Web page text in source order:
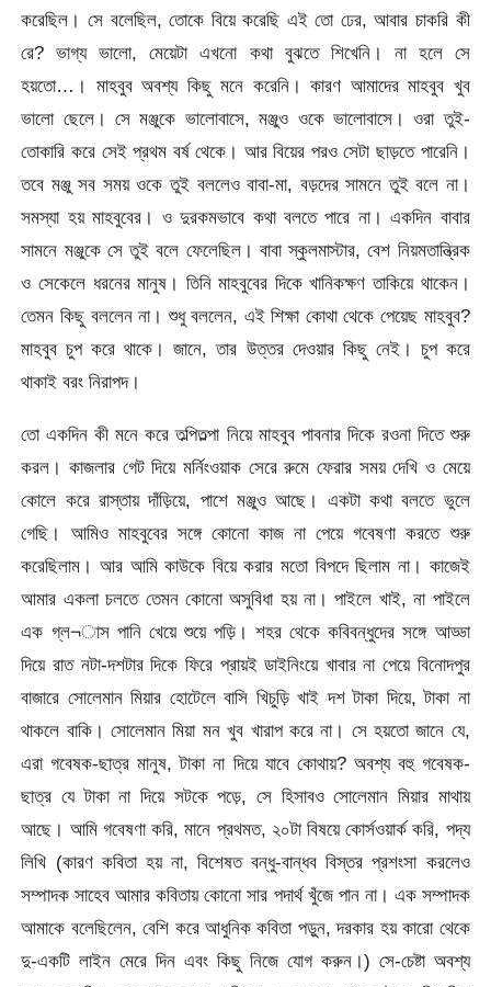
করেছিল। সে বলেছিল, তোকে বিয়ে করেছি এই তো ঢের, আবার চাকরি কী
রে? ভাগ্য ভালো, মেয়েটা এখনো কথা বুঝতে শিখেনি। না হলে সে
হয়তো…। মাহবুব অবশ্য কিছু মনে করেনি। কারণ আমাদের মাহবুব খুব
ভালো ছেলে। সে মঞ্জুকে ভালোবাসে, মঞ্জুও ওকে ভালোবাসে। ওরা তুই-
তোকারি করে সেই প্রথম বর্ষ থেকে। আর বিয়ের পরও সেটা ছাড়তে পারেনি।
তবে মঞ্জু সব সময় ওকে তুই বললেও বাবা-মা, বড়দের সামনে তুই বলে না।
সমস্যা হয় মাহবুবের। ও দুরকমভাবে কথা বলতে পারে না। একদিন বাবার
সামনে মঞ্জুকে সে তুই বলে ফেলেছিল। বাবা স্কুলমাস্টার, বেশ নিয়মতান্ত্রিক
ও সেকেলে ধরনের মানুষ। তিনি মাহবুবের দিকে খানিকক্ষণ তাকিয়ে থাকেন।
তেমন কিছু বললেন না। শুধু বললেন, এই শিক্ষা কোথা থেকে পেয়েছ মাহবুব?
মাহবুব চুপ করে থাকে। জানে, তার উত্তর দেওয়ার কিছু নেই। চুপ করে
থাকাই বরং নিরাপদ।
তো একদিন কী মনে করে তল্পিতল্পা নিয়ে মাহবুব পাবনার দিকে রওনা দিতে শুরু
করল। কাজলার গেট দিয়ে মর্নিংওয়াক সেরে রুমে ফেরার সময় দেখি ও মেয়ে
কোলে করে রাস্তায় দাঁড়িয়ে, পাশে মঞ্জুও আছে। একটা কথা বলতে ভুলে
গেছি। আমিও মাহবুবের সঙ্গে কোনো কাজ না পেয়ে গবেষণা করতে শুরু
করেছিলাম। আর আমি কাউকে বিয়ে করার মতো বিপদে ছিলাম না। কাজেই
আমার একলা চলতে তেমন কোনো অসুবিধা হয় না। পাইলে খাই, না পাইলে
এক গ্ল¬াস পানি খেয়ে শুয়ে পড়ি। শহর থেকে কবিবন্ধুদের সঙ্গে আড্ডা
দিয়ে রাত নটা-দশটার দিকে ফিরে প্রায়ই ডাইনিংয়ে খাবার না পেয়ে বিনোদপুর
বাজারে সোলেমান মিয়ার হোটেলে বাসি খিচুড়ি খাই দশ টাকা দিয়ে, টাকা না
থাকলে বাকি। সোলেমান মিয়া মন খুব খারাপ করে না। সে হয়তো জানে যে,
এরা গবেষক-ছাত্র মানুষ, টাকা না দিয়ে যাবে কোথায়? অবশ্য বহু গবেষক-
ছাত্র যে টাকা না দিয়ে সটকে পড়ে, সে হিসাবও সোলেমান মিয়ার মাথায়
আছে। আমি গবেষণা করি, মানে প্রথমত, ২০টা বিষয়ে কোর্সওয়ার্ক করি, পদ্য
লিখি (কারণ কবিতা হয় না, বিশেষত বন্ধু-বান্ধব বিস্তর প্রশংসা করলেও
সম্পাদক সাহেব আমার কবিতায় কোনো সার পদার্থ খুঁজে পান না। এক সম্পাদক
আমাকে বলেছিলেন, বেশি করে আধুনিক কবিতা পড়ুন, দরকার হয় কারো থেকে
দু-একটি লাইন মেরে দিন এবং কিছু নিজে যোগ করুন।) সে-চেষ্টা অবশ্য